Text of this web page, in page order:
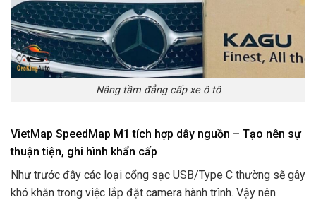
Nâng tầm đẳng cấp xe ô tô
VietMap SpeedMap M1 tích hợp dây nguồn – Tạo nên sự
thuận tiện, ghi hình khẩn cấp
Như trước đây các loại cổng sạc USB/Type C thường sẽ gây
khó khăn trong việc lắp đặt camera hành trình. Vậy nên